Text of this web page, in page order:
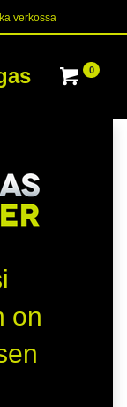
verk​​​​ossa
0
on